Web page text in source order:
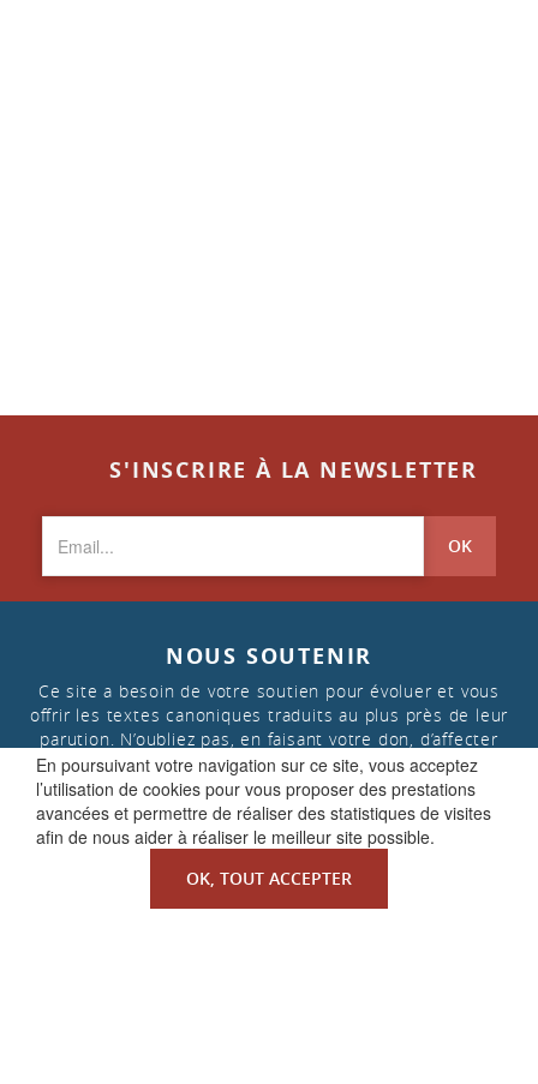
En poursuivant votre navigation sur ce site, vous acceptez
l’utilisation de cookies pour vous proposer des prestations
avancées et permettre de réaliser des statistiques de visites
afin de nous aider à réaliser le meilleur site possible.
OK, TOUT ACCEPTER
S'INSCRIRE À LA NEWSLETTER
OK
NOUS SOUTENIR
Ce site a besoin de votre soutien pour évoluer et vous
offrir les textes canoniques traduits au plus près de leur
parution. N’oubliez pas, en faisant votre don, d’affecter
celui-ci aux « projets de la Faculté de Droit canonique »
FAIRE UN DON